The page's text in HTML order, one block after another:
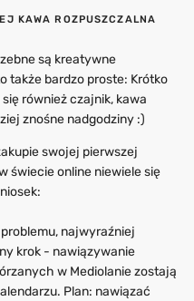
KAWA ROZPUSZCZALNA
są kreatywne
także bardzo proste: Krótko
również czajnik, kawa
znośne nadgodziny :)
swojej pierwszej
świecie online niewiele się
najwyraźniej
krok - nawiązywanie
w Mediolanie zostają
Plan: nawiązać